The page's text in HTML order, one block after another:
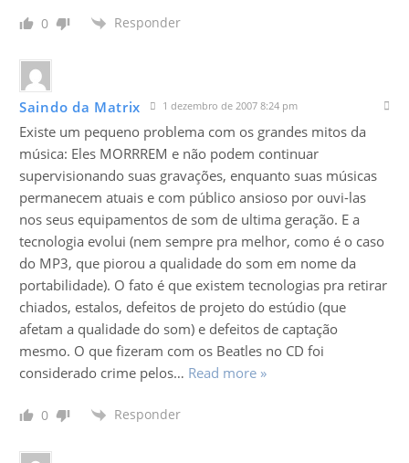
0 Responder
Saindo da Matrix 1 dezembro de 2007 8:24 pm
Existe um pequeno problema com os grandes mitos da
música: Eles MORRREM e não podem continuar
supervisionando suas gravações, enquanto suas músicas
permanecem atuais e com público ansioso por ouvi-las
nos seus equipamentos de som de ultima geração. E a
tecnologia evolui (nem sempre pra melhor, como é o caso
do MP3, que piorou a qualidade do som em nome da
portabilidade). O fato é que existem tecnologias pra retirar
chiados, estalos, defeitos de projeto do estúdio (que
afetam a qualidade do som) e defeitos de captação
mesmo. O que fizeram com os Beatles no CD foi
considerado crime pelos… Read more »
0 Responder